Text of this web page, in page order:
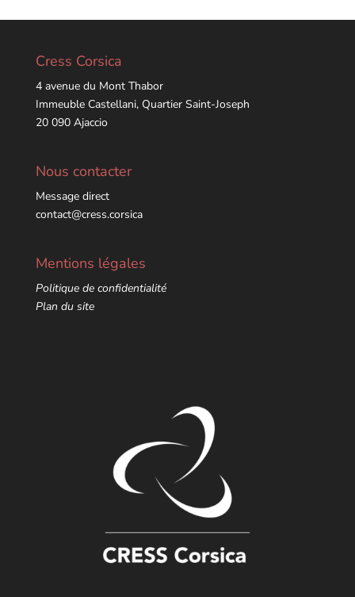
Cress Corsica
4 avenue du Mont Thabor
Immeuble Castellani, Quartier Saint-Joseph
20 090 Ajaccio
Nous contacter
Message direct
contact@cress.corsica
Mentions légales
Politique de confidentialité
Plan du site